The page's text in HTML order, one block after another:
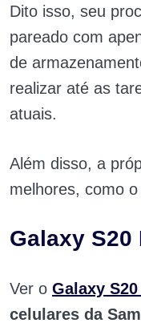
Dito isso, seu
pareado com
de
realizar até as
atuais.
Além disso, a
melhores, como o
Galaxy S20
Ver o Galaxy S20
celulares da